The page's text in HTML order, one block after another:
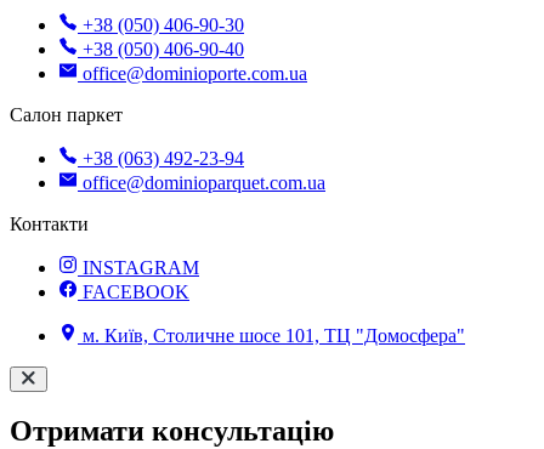
+38 (050) 406-90-30
+38 (050) 406-90-40
office@dominioporte.com.ua
Салон паркет
+38 (063) 492-23-94
office@dominioparquet.com.ua
Контакти
INSTAGRAM
FACEBOOK
м. Київ, Столичне шосе 101, ТЦ "Домосфера"
Отримати консультацію